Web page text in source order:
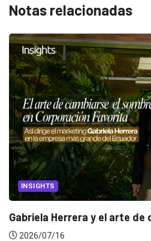
Notas relacionadas
INSIGHTS
Gabriela Herrera y el arte de
2026/07/16